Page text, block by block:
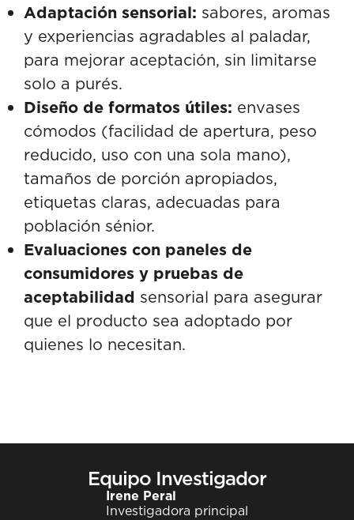
Adaptación sensorial: sabores, aromas
y experiencias agradables al paladar,
para mejorar aceptación, sin limitarse
solo a purés.
Diseño de formatos útiles: envases
cómodos (facilidad de apertura, peso
reducido, uso con una sola mano),
tamaños de porción apropiados,
etiquetas claras, adecuadas para
población sénior.
Evaluaciones con paneles de
consumidores y pruebas de
aceptabilidad sensorial para asegurar
que el producto sea adoptado por
quienes lo necesitan.
Equipo Investigador
Irene Peral
Investigadora principal